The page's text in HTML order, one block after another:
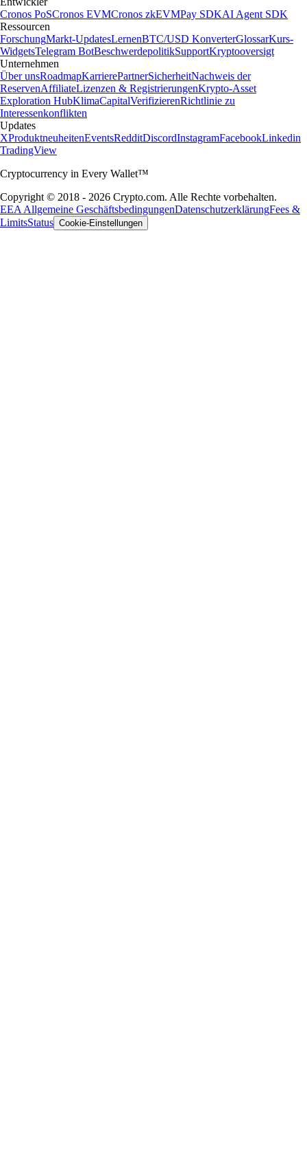
Cronos PoSCronos EVMCronos zkEVMPay SDKAI Agent SDK
Ressourcen
ForschungMarkt-UpdatesLernenBTC/USD KonverterGlossarKurs-
WidgetsTelegram BotBeschwerdepolitikSupportKryptooversigt
Unternehmen
Über unsRoadmapKarrierePartnerSicherheitNachweis der
ReservenAffiliateLizenzen & RegistrierungenKrypto-Asset
Exploration HubKlimaCapitalVerifizierenRichtlinie zu
Interessenkonflikten
Updates
XProduktneuheitenEventsRedditDiscordInstagramFacebookLinkedin
TradingView
Cryptocurrency in Every Wallet™
Copyright © 2018 - 2026 Crypto.com. Alle Rechte vorbehalten.
EEA Allgemeine GeschäftsbedingungenDatenschutzerklärungFees &
LimitsStatus Cookie-Einstellungen